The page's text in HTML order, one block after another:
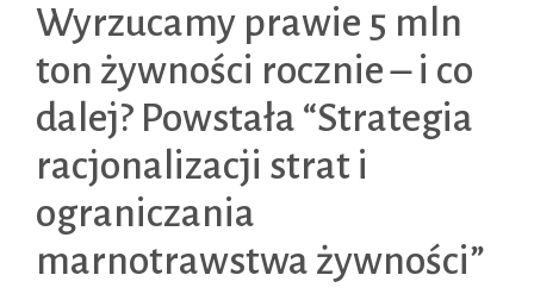
Wyrzucamy prawie 5 mln
ton żywności rocznie – i co
dalej? Powstała “Strategia
racjonalizacji strat i
ograniczania
marnotrawstwa żywności”